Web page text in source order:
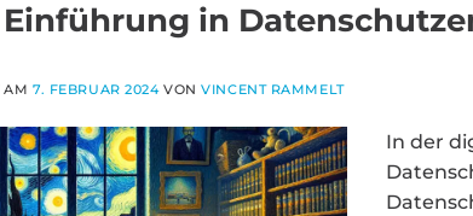
Einführung in
AM7. FEBRUAR 2024 VONVINCENT RAMMELT
In der